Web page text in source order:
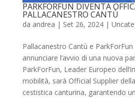
PARKFORFUN DIVENTA
PALLACANESTRO CANTÙ
da andrea | Set 26, 2024|
Pallacanestro Cantù e
annunciare l’avvio di una nuova
ParkForFun, Leader Europeo
mobilità, sarà Official Supplier
cestistica canturina, garantendo